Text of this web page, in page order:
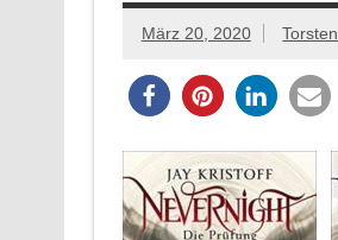
März 20, 2020 Torsten